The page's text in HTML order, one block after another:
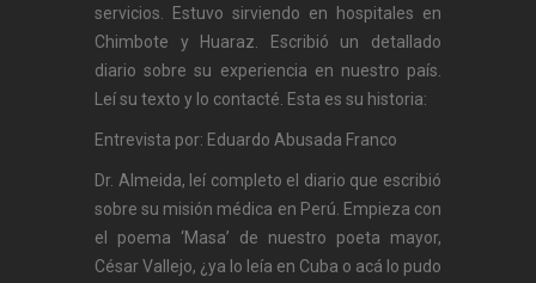
servicios. Estuvo sirviendo en hospitales en
Chimbote y Huaraz. Escribió un detallado
diario sobre su experiencia en nuestro país.
Leí su texto y lo contacté. Esta es su historia:
Entrevista por: Eduardo Abusada Franco
Dr. Almeida, leí completo el diario que escribió
sobre su misión médica en Perú. Empieza con
el poema ‘Masa’ de nuestro poeta mayor,
César Vallejo, ¿ya lo leía en Cuba o acá lo pudo